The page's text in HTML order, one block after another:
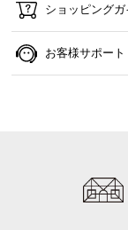
ショッピングガ
お客様サポート